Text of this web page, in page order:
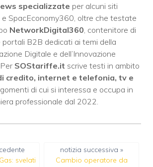
specializzate per alcuni siti
e SpacEconomy360, oltre che testate
NetworkDigital360 , contenitore di
B2B dedicati ai temi della
Digitale e dell’Innovazione
SOStariffe.it scrive testi in ambito
credito, internet e telefonia, tv e
di cui si interessa e occupa in
professionale dal 2022.
svelati
notizia successiva »
Cambio operatore da